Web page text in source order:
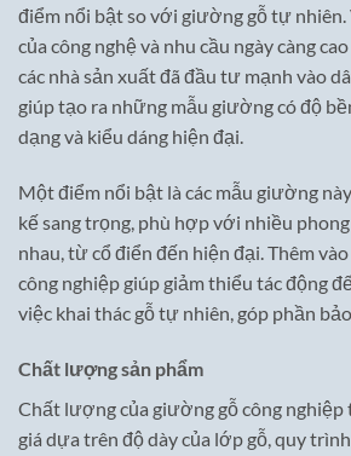
điểm nổi bật so với giường gỗ tự
của công nghệ và nhu cầu ngày càng
các nhà sản xuất đã đầu tư mạnh vào
giúp tạo ra những mẫu giường có độ
dạng và kiểu dáng hiện đại.
Một điểm nổi bật là các mẫu giường
kế sang trọng, phù hợp với nhiều
nhau, từ cổ điển đến hiện đại. Thêm
công nghiệp giúp giảm thiểu tác động
việc khai thác gỗ tự nhiên, góp phần
Chất lượng sản phẩm
Chất lượng của giường gỗ công
giá dựa trên độ dày của lớp gỗ, quy